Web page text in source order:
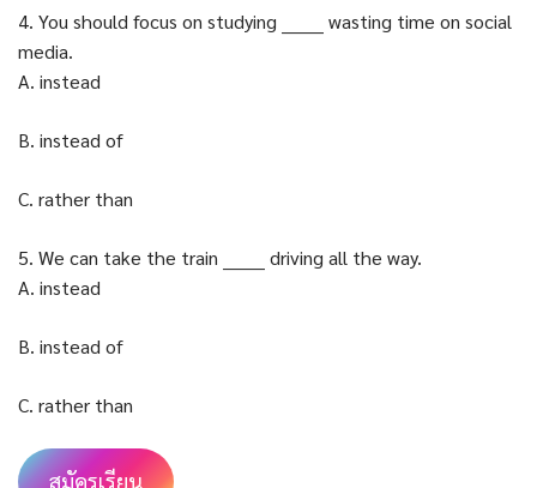
4. You should focus on studying _______ wasting time on social
media.
A. instead
B. instead of
C. rather than
5. We can take the train _______ driving all the way.
A. instead
B. instead of
C. rather than
สมัครเรียน